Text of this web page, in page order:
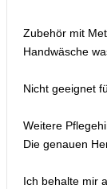
Zubehör mit
Handwäsche
Nicht geeignet
Weitere
Die genauen
Ich behalte mir